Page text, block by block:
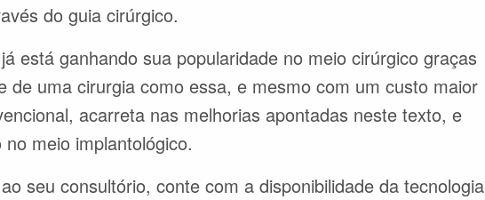
do guia cirúrgico.
está ganhando sua popularidade no meio cirúrgico graças
de uma cirurgia como essa, e mesmo com um custo maior
acarreta nas melhorias apontadas neste texto, e
meio implantológico.
seu consultório, conte com a disponibilidade da tecnologia